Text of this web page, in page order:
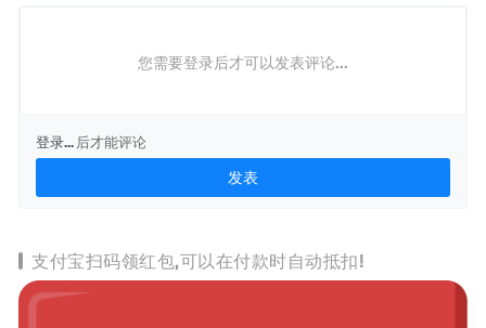
您需要登录后才可以发表评论...
登录... 后才能评论
支付宝扫码领红包,可以在付款时自动抵扣!